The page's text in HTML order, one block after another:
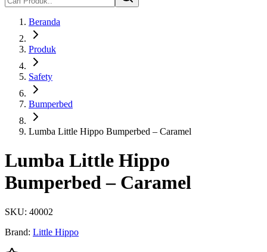
Beranda
Produk
Safety
Bumperbed
Lumba Little Hippo Bumperbed – Caramel
Lumba Little Hippo
Bumperbed – Caramel
SKU: 40002
Brand: Little Hippo